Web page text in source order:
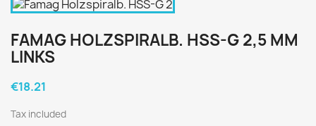
FAMAG HOLZSPIRALB. HSS-G 2,5 MM
LINKS
€18.21
Tax included